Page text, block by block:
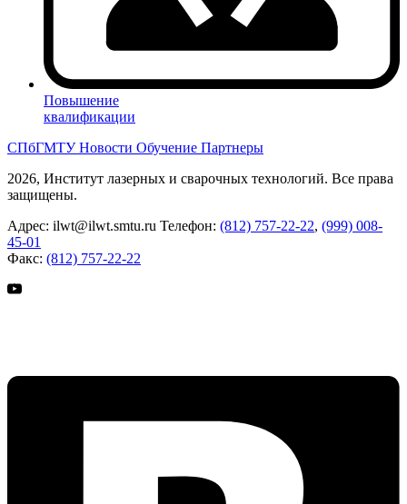
Повышение
квалификации
СПбГМТУНовости Обучение Партнеры
2026, Институт лазерных и сварочных технологий. Все права
защищены.
Адрес: ilwt@ilwt.smtu.ru Телефон: (812) 757-22-22, (999) 008-
45-01
Факс: (812) 757-22-22